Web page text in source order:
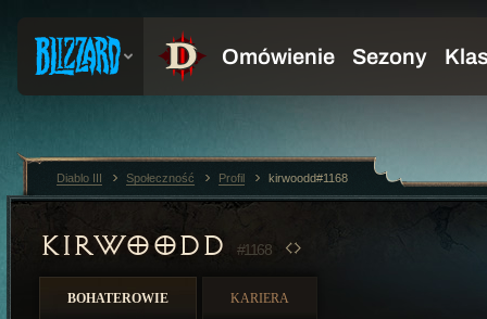
KIRWOODD #1168
BOHATEROWIE KARIERA
Diablo III Społeczność Profil kirwoodd#1168